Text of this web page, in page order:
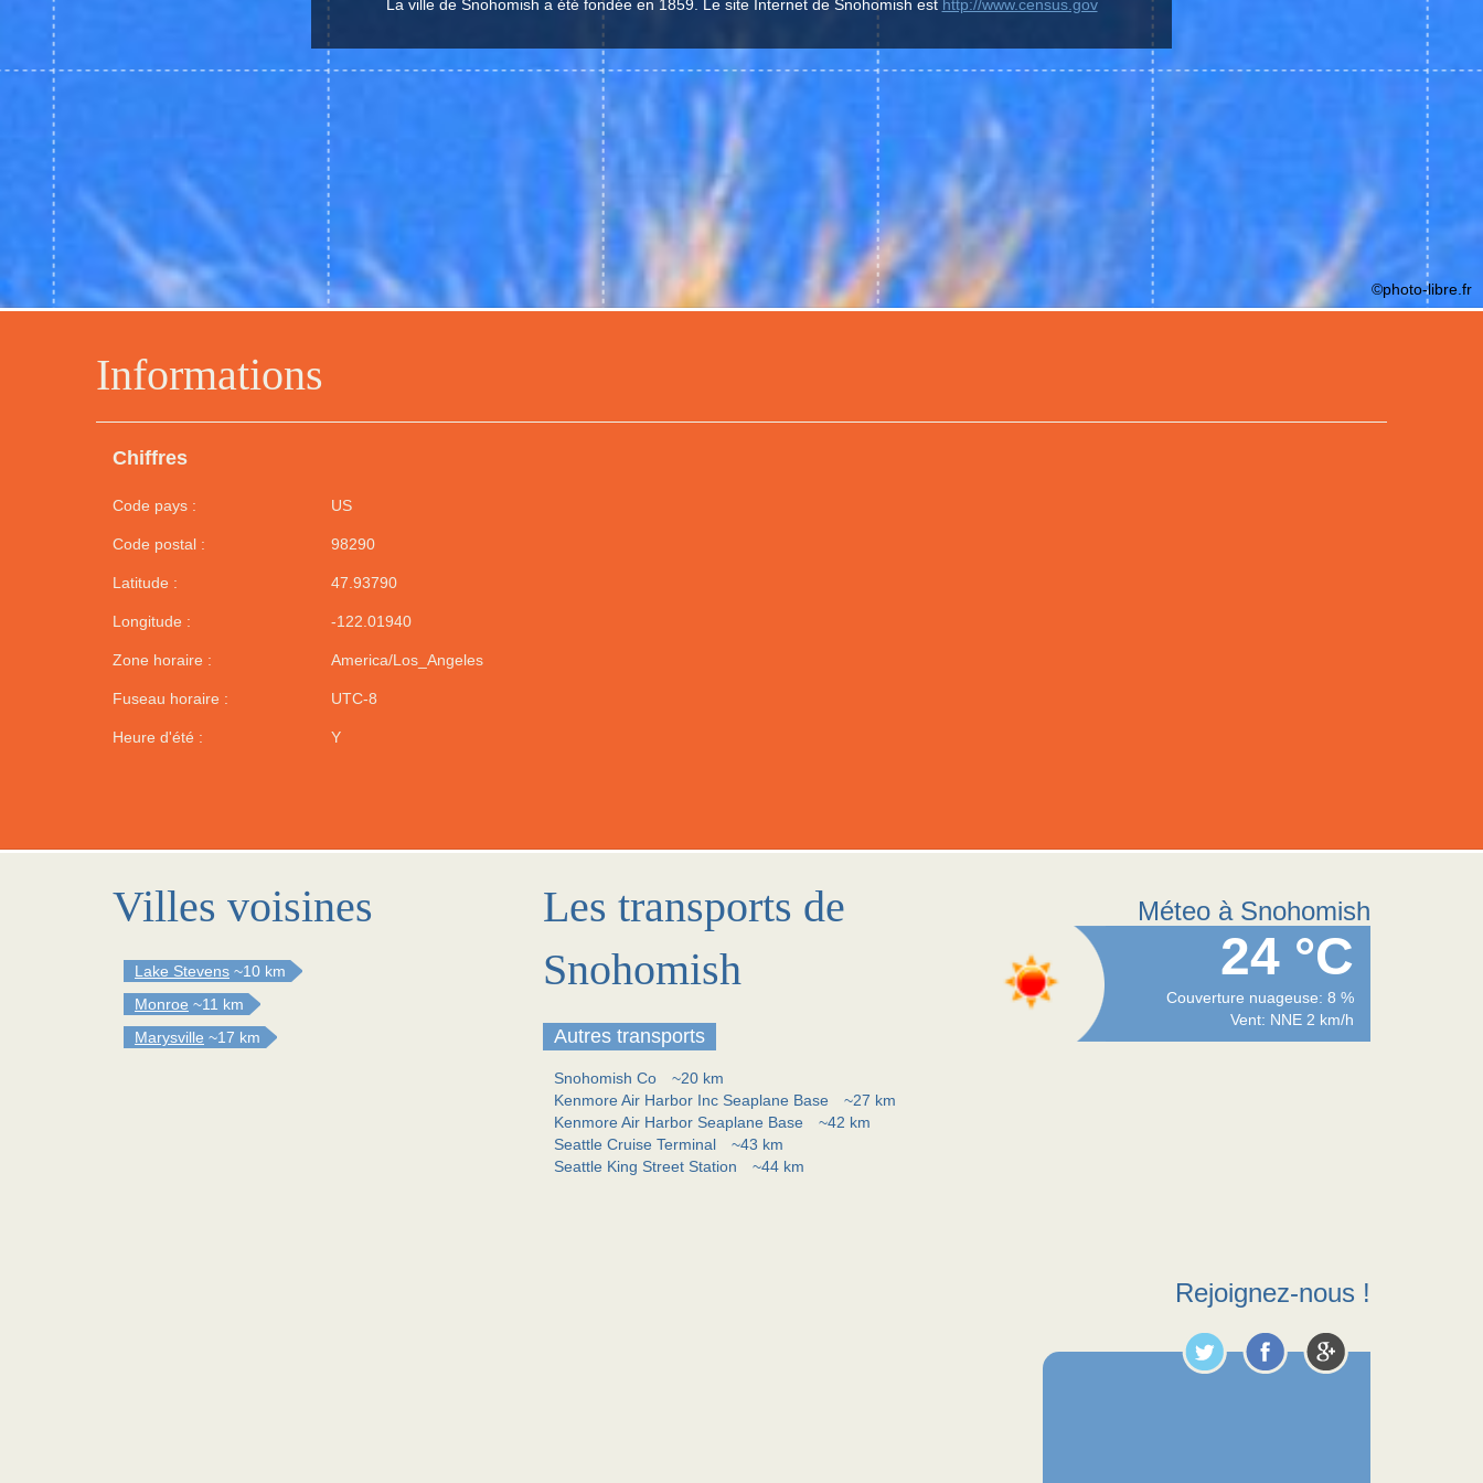
Informations
Chiffres
Code pays : US
Code postal : 98290
Latitude : 47.93790
Longitude : -122.01940
Zone horaire : America/Los_Angeles
Fuseau horaire : UTC-8
Heure d'été : Y
La ville de Snohomish a été fondée en 1859. Le site Internet de Snohomish est http://www.census.gov
©photo-libre.fr
Villes voisines
Lake Stevens ~10 km
Monroe ~11 km
Marysville ~17 km
Les transports de
Snohomish
Autres transports
Snohomish Co
~20 km
Kenmore Air Harbor Inc Seaplane Base
~27 km
Kenmore Air Harbor Seaplane Base
~42 km
Seattle Cruise Terminal
~43 km
Seattle King Street Station
~44 km
Méteo à Snohomish
24 °C
Couverture nuageuse: 8 %
Vent: NNE 2 km/h
Rejoignez-nous !